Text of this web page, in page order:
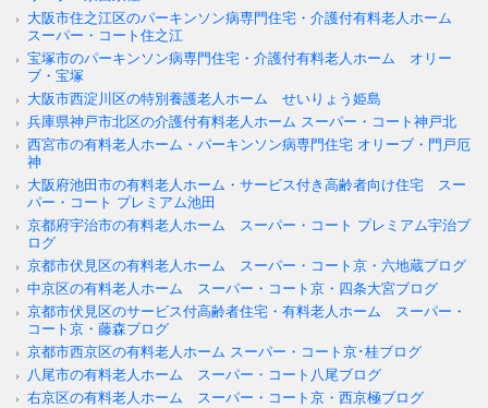
大阪市住之江区のパーキンソン病専門住宅・介護付有料老人ホーム
スーパー・コート住之江
宝塚市のパーキンソン病専門住宅・介護付有料老人ホーム オリー
ブ・宝塚
大阪市西淀川区の特別養護老人ホーム せいりょう姫島
兵庫県神戸市北区の介護付有料老人ホーム スーパー・コート神戸北
西宮市の有料老人ホーム・パーキンソン病専門住宅 オリーブ・門戸厄
神
大阪府池田市の有料老人ホーム・サービス付き高齢者向け住宅 スー
パー・コート プレミアム池田
京都府宇治市の有料老人ホーム スーパー・コート プレミアム宇治ブ
ログ
京都市伏見区の有料老人ホーム スーパー・コート京・六地蔵ブログ
中京区の有料老人ホーム スーパー・コート京・四条大宮ブログ
京都市伏見区のサービス付高齢者住宅・有料老人ホーム スーパー・
コート京・藤森ブログ
京都市西京区の有料老人ホーム スーパー・コート京･桂ブログ
八尾市の有料老人ホーム スーパー・コート八尾ブログ
右京区の有料老人ホーム スーパー・コート京・西京極ブログ